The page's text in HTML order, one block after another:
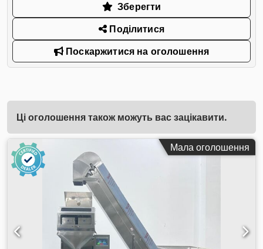
Зберегти
Поділитися
Поскаржитися на оголошення
Ці оголошення також можуть вас зацікавити.
Мала оголошення